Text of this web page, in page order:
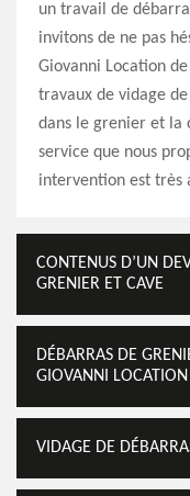
un travail de
invitons de ne pas
Giovanni Location
travaux de vidage
dans le grenier et la
service que nous
intervention est très
CONTENUS D’UN
GRENIER ET CAVE
DÉBARRAS DE
GIOVANNI LOCATION
VIDAGE DE